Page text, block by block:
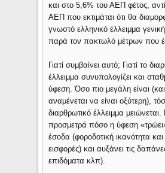
και στο 5,6% του ΑΕΠ φέτος,
ΑΕΠ που εκτιμάται ότι θα
γνωστό ελληνικό έλλειμμα
παρά τον πακτωλό μέτρων που
Γιατί συμβαίνει αυτό; Γιατί το
έλλειμμα συνυπολογίζει και
ύφεση. Όσο πιο μεγάλη είναι
αναμένεται να είναι οξύτερη),
διαρθρωτικό έλλειμμα μειώνεται.
προσμετρά πόσο η ύφεση
έσοδα (φοροδοτική ικανότητα
εισφορές) και αυξάνει τις
επιδόματα κλπ).